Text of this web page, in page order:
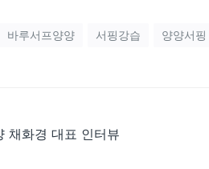
바루서프양양 서핑강습 양양서핑
채화경 대표 인터뷰